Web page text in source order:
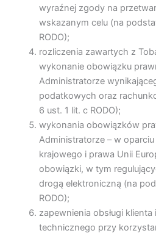
wyraźnej zgody na
wskazanym celu (na
RODO);
rozliczenia zawartych z
wykonanie obowiązku
Administratorze
podatkowych oraz
6 ust. 1 lit. c RODO);
wykonania obowiązków
Administratorze – w
krajowego i prawa Unii
obowiązki, w tym
drogą elektroniczną (na
RODO);
zapewnienia obsługi
technicznego przy